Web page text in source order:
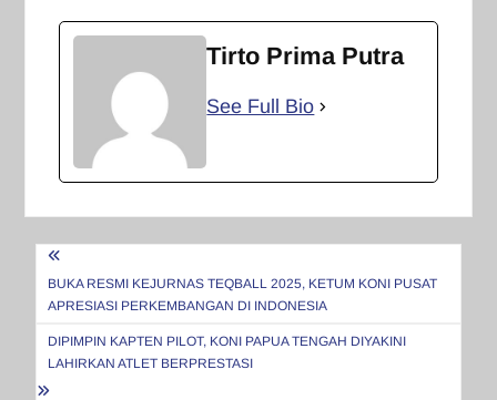
Tirto Prima Putra
See Full Bio
Navigasi
pos
BUKA RESMI KEJURNAS TEQBALL 2025, KETUM KONI PUSAT
APRESIASI PERKEMBANGAN DI INDONESIA
DIPIMPIN KAPTEN PILOT, KONI PAPUA TENGAH DIYAKINI
LAHIRKAN ATLET BERPRESTASI